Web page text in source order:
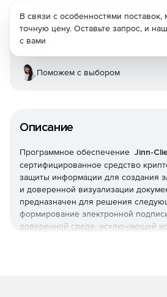
Описание
Программное обеспечение Jinn-
сертифицированное средство
защиты информации для создания
и доверенной визуализации
предназначен для решения
формирование электронной
доверенной среде, исключающей
В связи с особенностями
точную цену. Оставьте запрос, и
с вами
Поможем с выбором